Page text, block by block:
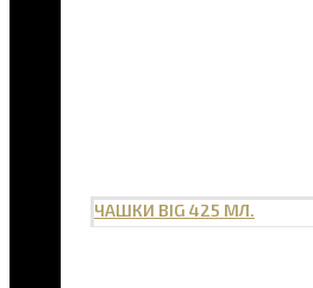
ЧАШКИ BIG 425 МЛ.